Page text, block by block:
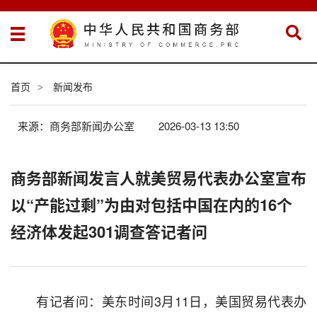
首页 > 新闻发布
来源：商务部新闻办公室 2026-03-13 13:50
商务部新闻发言人就美贸易代表办公室宣布
以“产能过剩”为由对包括中国在内的16个
经济体发起301调查答记者问
有记者问：美东时间3月11日，美国贸易代表办